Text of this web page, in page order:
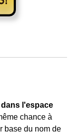
l'espace
chance à
base du nom de